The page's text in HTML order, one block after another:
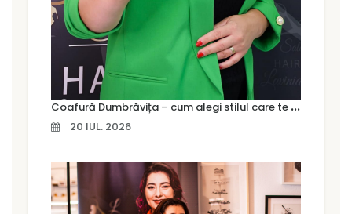
C
oafură Dumbrăvița – cum alegi stilul care te pune cu adevărat în valoare
20 IUL. 2026